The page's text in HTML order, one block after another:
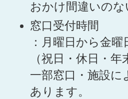
おかけ間違いの
窓口受付時間
：月曜日から金
（祝日・休日・年
一部窓口・施設
あります。